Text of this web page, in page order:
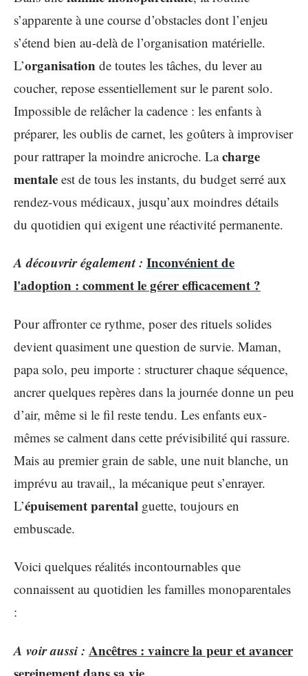
s’apparente à une course d’obstacles dont l’enjeu
s’étend bien au-delà de l’organisation matérielle.
L’organisation de toutes les tâches, du lever au
coucher, repose essentiellement sur le parent solo.
Impossible de relâcher la cadence : les enfants à
préparer, les oublis de carnet, les goûters à improviser
pour rattraper la moindre anicroche. Lacharge
mentale est de tous les instants, du budget serré aux
rendez-vous médicaux, jusqu’aux moindres détails
du quotidien qui exigent une réactivité permanente.
A découvrir également : Inconvénient de
l'adoption : comment le gérer efficacement ?
Pour affronter ce rythme, poser des rituels solides
devient quasiment une question de survie. Maman,
papa solo, peu importe : structurer chaque séquence,
ancrer quelques repères dans la journée donne un peu
d’air, même si le fil reste tendu. Les enfants eux-
mêmes se calment dans cette prévisibilité qui rassure.
Mais au premier grain de sable, une nuit blanche, un
imprévu au travail,, la mécanique peut s’enrayer.
L’épuisement parental guette, toujours en
embuscade.
Voici quelques réalités incontournables que
connaissent au quotidien les familles monoparentales
:
A voir aussi : Ancêtres : vaincre la peur et avancer